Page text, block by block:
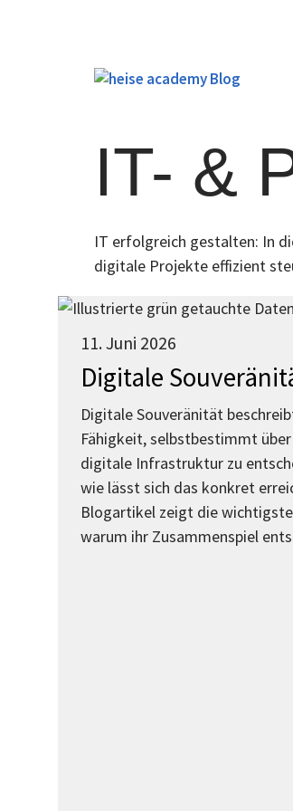
IT- &
IT erfolgreich gestalten: In
digitale Projekte effizient
11. Juni 2026
Digitale
Digitale Souveränität
Fähigkeit, selbstbestimmt
digitale Infrastruktur zu
wie lässt sich das konkret
Blogartikel zeigt die
warum ihr Zusammenspiel